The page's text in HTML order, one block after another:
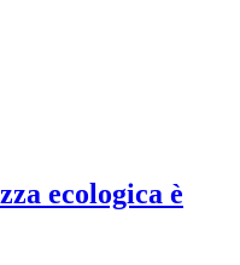
ecologica è